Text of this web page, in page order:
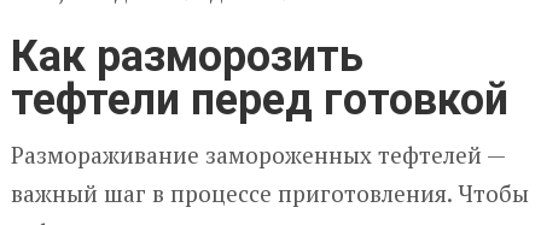
Как разморозить
тефтели перед готовкой
Размораживание замороженных тефтелей —
важный шаг в процессе приготовления. Чтобы